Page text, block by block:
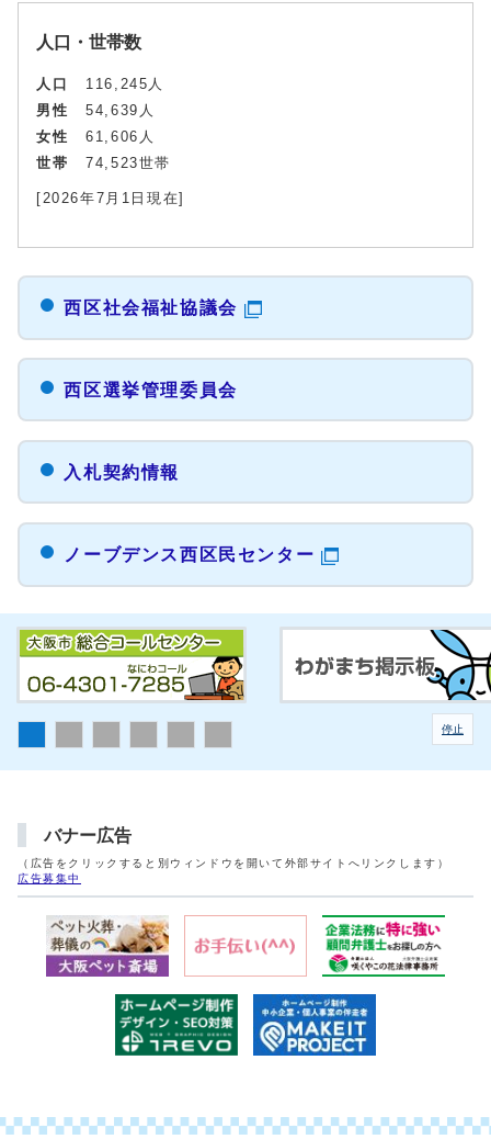
人口・世帯数
人口
116,245人
男性
54,639人
女性
61,606人
世帯
74,523世帯
[2026年7月1日現在]
西区社会福祉協議会
西区選挙管理委員会
入札契約情報
ノーブデンス西区民センター
停止
バナー広告
（広告をクリックすると別ウィンドウを開いて外部サイトへリンクします）
広告募集中